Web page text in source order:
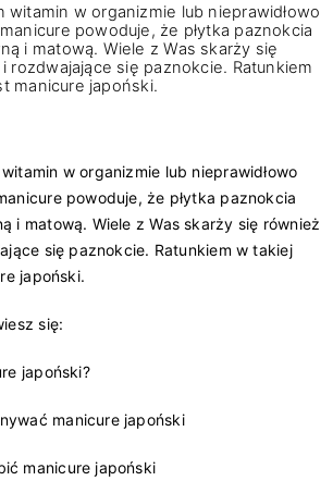
witamin w organizmie lub nieprawidłowo
powoduje, że płytka paznokcia
i matową. Wiele z Was skarży się
rozdwajające się paznokcie. Ratunkiem
manicure japoński.
w organizmie lub nieprawidłowo
powoduje, że płytka paznokcia
i matową. Wiele z Was skarży się również
się paznokcie. Ratunkiem w takiej
japoński.
się:
japoński?
manicure japoński
manicure japoński